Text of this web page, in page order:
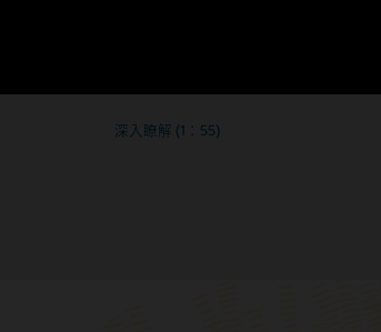
瞭解 Johnson Controls 如何推動服務
低風險，而 Oracle Service 正協助我們
深入瞭解 (1：55)